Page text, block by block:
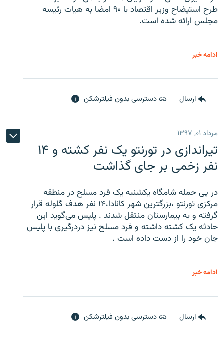
طرح استیضاح وزیر اقتصاد با ۹۰ امضا به هیات رئیسه
مجلس ارائه شده است.
ادامه خبر
ارسال دسترسی بدون فیلترشکن
مرداد ۰۱, ۱۳۹۷
تیراندازی در تورنتو یک نفر کشته و ۱۴
نفر زخمی بر جای گذاشت
در پی حمله شامگاه یکشنبه یک فرد مسلح در منطقه
مرکزی تورنتو ،‌بزرگترین شهر کانادا،۱۴ نفر هدف گلوله قرار
گرفته و به بیمارستان منتقل شدند . پلیس می‌گوید این
حادثه یک کشته داشته و فرد مسلح نیز دردرگیری با پلیس
جان خود را از دست داده است .
ادامه خبر
ارسال دسترسی بدون فیلترشکن